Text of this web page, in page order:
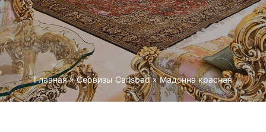
Главная »Cервизы Carlsbad »Мадонна красная